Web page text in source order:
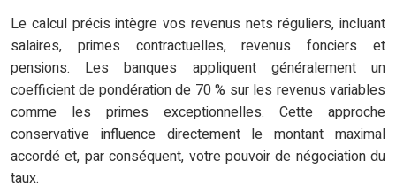
Le calcul précis intègre vos revenus nets réguliers, incluant
salaires, primes contractuelles, revenus fonciers et
pensions. Les banques appliquent généralement un
coefficient de pondération de 70 % sur les revenus variables
comme les primes exceptionnelles. Cette approche
conservative influence directement le montant maximal
accordé et, par conséquent, votre pouvoir de négociation du
taux.